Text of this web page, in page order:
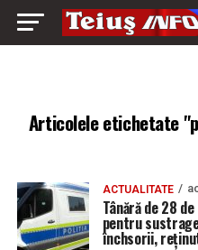
Articolele etichetate
ACTUALITATE
Tânără de 28
pentru
închsorii,